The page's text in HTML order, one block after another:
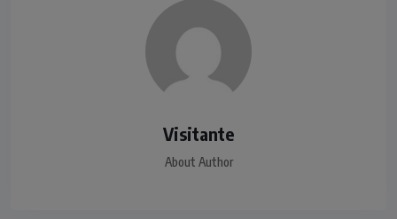
Visitante
About Author